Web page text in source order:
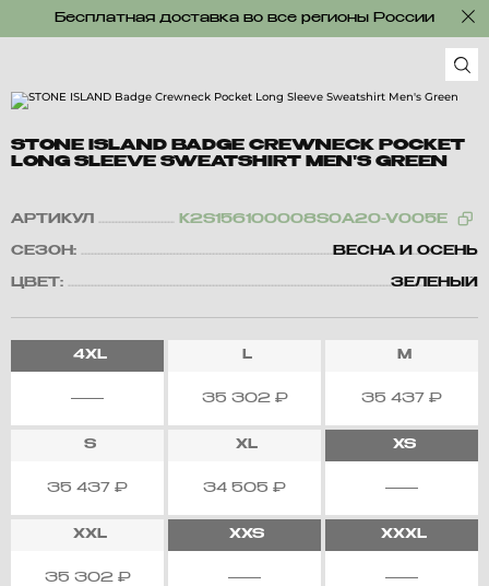
Бесплатная доставка во все регионы России
STONE ISLAND BADGE CREWNECK POCKET
LONG SLEEVE SWEATSHIRT MEN'S GREEN
АРТИКУЛ K2S156100008S0A20-V005E
СЕЗОН: ВЕСНА И ОСЕНЬ
ЦВЕТ: ЗЕЛЕНЫЙ
4XL L
35 302 ₽
M
35 437 ₽
S
35 437 ₽
XL
34 505 ₽
XS
XXL
35 302 ₽
XXS XXXL